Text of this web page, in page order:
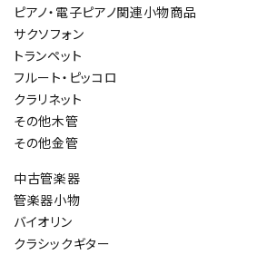
ピアノ・電子ピアノ関連小物商品
サクソフォン
トランペット
フルート・ピッコロ
クラリネット
その他木管
その他金管
中古管楽器
管楽器小物
バイオリン
クラシックギター